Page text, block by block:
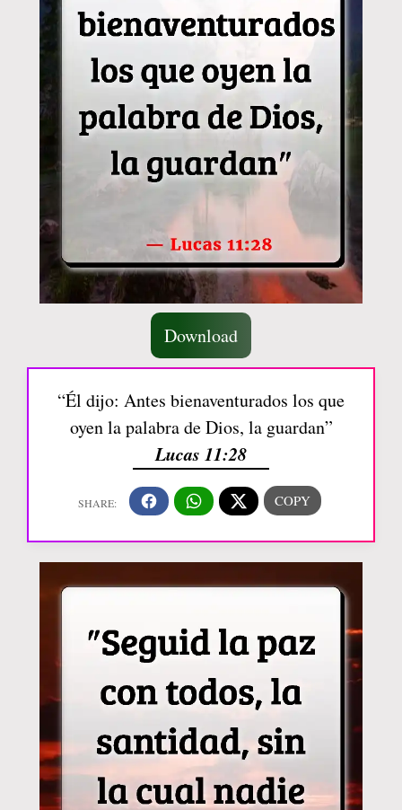
Download
“Él dijo: Antes bienaventurados los que
oyen la palabra de Dios, la guardan”
Lucas 11:28